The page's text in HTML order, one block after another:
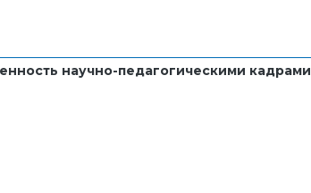
научно-педагогическими кадрами